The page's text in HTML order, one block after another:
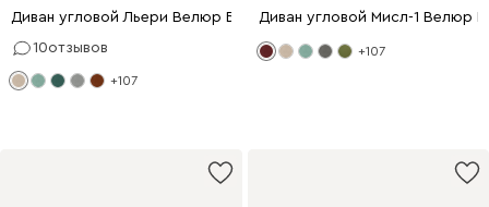
Диван угловой Льери Велюр Бежевый
10отзывов
+107
Диван угловой Мисл-1 Велюр
+107